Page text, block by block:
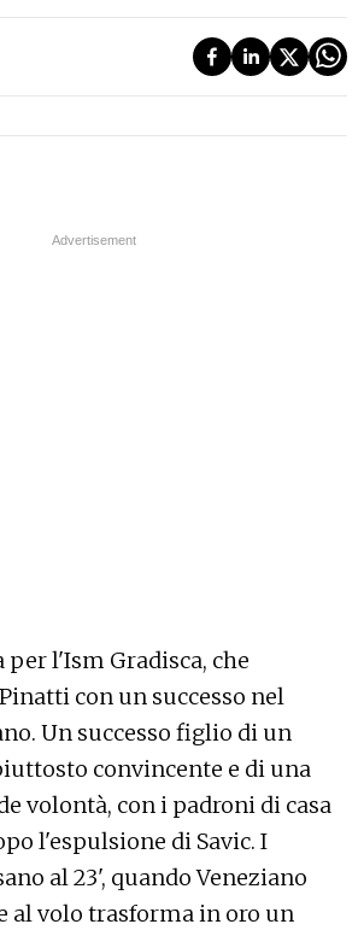
l'Ism Gradisca, che
con un successo nel
Un successo figlio di un
convincente e di una
volontà, con i padroni di casa
l'espulsione di Savic. I
al 23', quando Veneziano
al volo trasforma in oro un